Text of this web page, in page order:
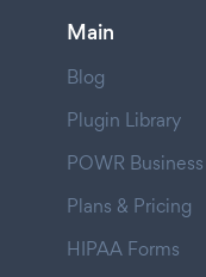
Main
Blog
Plugin Library
POWR Business
Plans & Pricing
HIPAA Forms